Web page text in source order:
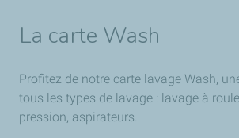
La carte Wash
Profitez de notre carte lavage Wash,
tous les types de lavage : lavage à
pression, aspirateurs.